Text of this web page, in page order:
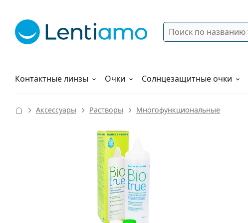
Поиск
Контактные линзы
Растворы Очки Солнцезащитные очки
Как заказать
Аксессуары Растворы Многофункциональные